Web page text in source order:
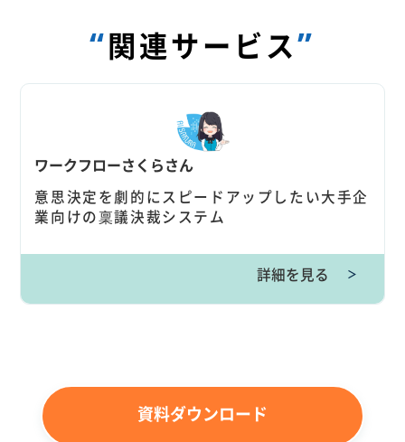
“関連サービス”
ワークフローさくらさん
意思決定を劇的にスピードアップしたい大手企
業向けの稟議決裁システム
詳細を見る ＞
資料ダウンロード